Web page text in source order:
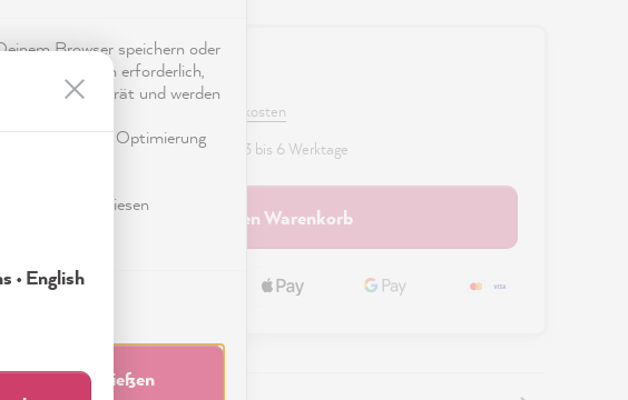
71,00 CHF
Preise inkl. MwSt. zzgl. Versandkosten
Sofort verfügbar, Lieferzeit: 3 bis 6 Werktage
In den Warenkorb
Browser speichern oder
nur technisch erforderlich,
oder Dein Gerät und werden
den in der
für deren Optimierung
widerruflich) diesen
& Schließen
• English